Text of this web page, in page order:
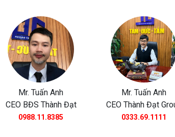
Mr. Tuấn Anh
CEO BĐS Thành Đạt
0988.11.8385
Mr. Tuấn Anh
CEO Thành Đạt
0333.69.1111